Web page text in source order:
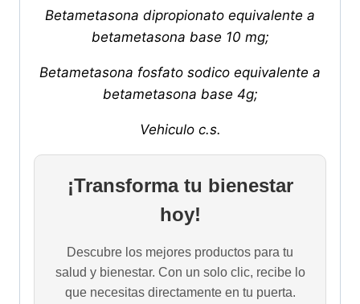
Betametasona dipropionato equivalente a
betametasona base 10 mg;
Betametasona fosfato sodico equivalente a
betametasona base 4g;
Vehiculo c.s.
¡Transforma tu bienestar
hoy!
Descubre los mejores productos para tu
salud y bienestar. Con un solo clic, recibe lo
que necesitas directamente en tu puerta.